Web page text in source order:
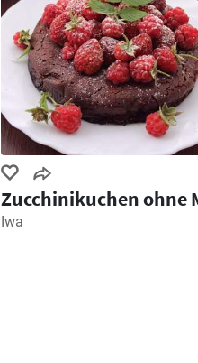
Zucchinikuchen ohne
Iwa